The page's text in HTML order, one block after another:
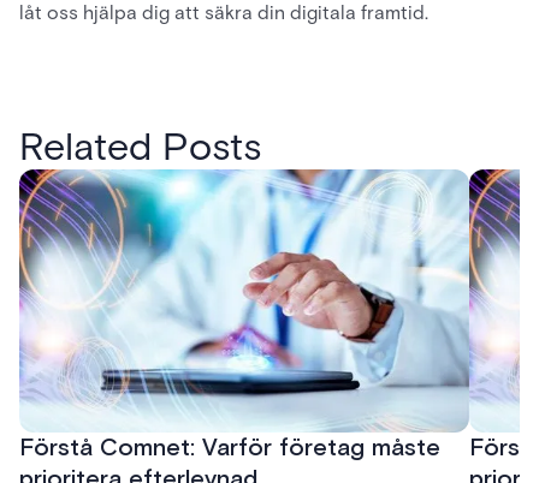
låt oss hjälpa dig att säkra din digitala framtid.
Related Posts
Förstå Comnet: Varför företag måste